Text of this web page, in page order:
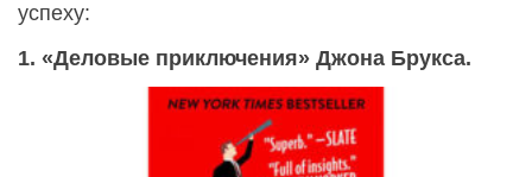
успеху:
1. «Деловые приключения» Джона Брукса.